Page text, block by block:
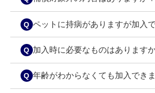
※ 今後の商品改定や保険料見直し等によ
なる場合があります。
は月払より約3％お得です。また
さまが、複数の当社保険商品にご
場合、保険料が割引となる多頭割
います。
保険期間前に生じた傷病・発見さ
異常等、ワクチンなど予防に関す
避妊など健康体に施す処置等も該
くはこちらをご確認ください。
ペットに持病がありますが加入
傷病の内容によっては、お引受け
や、特定の病気や体の部位につい
といった条件でのお引受けとなる
す。（お引受けできない場合は書
加入時に必要なものはあります
ペットに関する情報（名前・性別
ットの写真）、保険料の払込方法
年齢がわからなくても加入でき